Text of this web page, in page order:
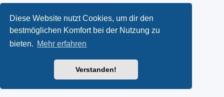
Diese Website nutzt Cookies, um dir den
bestmöglichen Komfort bei der Nutzung zu
bieten. Mehr erfahren
Verstanden!